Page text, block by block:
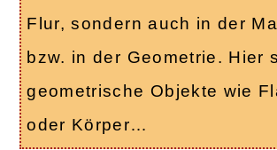
Flur, sondern auch in der
bzw. in der Geometrie. Hier
geometrische Objekte wie
oder Körper…